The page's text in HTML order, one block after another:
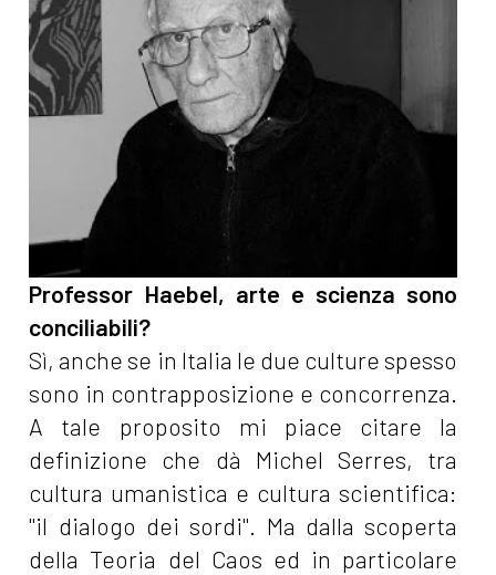
Professor Haebel, arte e scienza sono
conciliabili?
Sì, anche se in Italia le due culture spesso
sono in contrapposizione e concorrenza.
A tale proposito mi piace citare la
definizione che dà Michel Serres, tra
cultura umanistica e cultura scientifica:
"il dialogo dei sordi". Ma dalla scoperta
della Teoria del Caos ed in particolare